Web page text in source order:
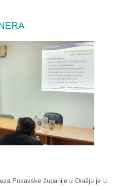
Posavske županije u Orašju je u